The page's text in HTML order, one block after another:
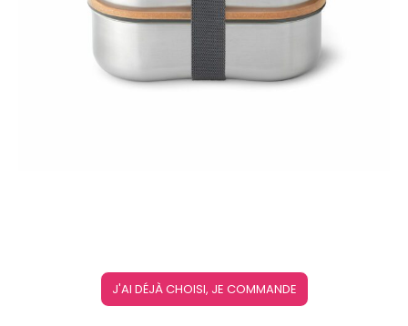
J'AI DÉJÀ CHOISI, JE COMMANDE